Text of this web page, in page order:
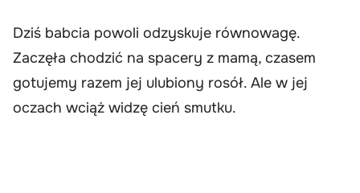
Dziś babcia powoli odzyskuje równowagę.
Zaczęła chodzić na spacery z mamą, czasem
gotujemy razem jej ulubiony rosół. Ale w jej
oczach wciąż widzę cień smutku.